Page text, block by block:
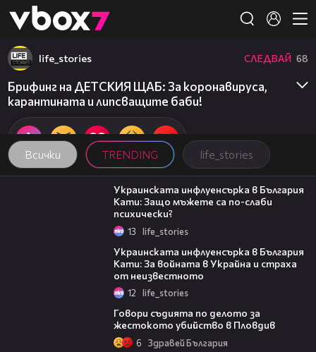
👾
Всички TRENDING life_stories
life_stories СЛЕДВАЙ 68
Брифинг на ДЕТСКИЯ ЩАБ: За коронавируса,
карантината и липсващите баби!
05:32
Украинската инфлуенсърка в България
Кати: Защо мъжете са по-слаби
психически?
13 life_stories
Украинската инфлуенсърка в България
Кати: За войната в Украйна и страха
от неизвестното
12 life_stories
Говори съдията по делото за
жестокото убийство в Пловдив
6 Здравей България